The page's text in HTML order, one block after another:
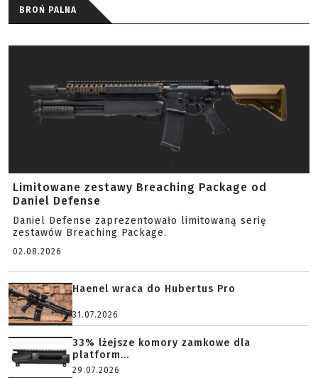
BROŃ PALNA
Limitowane zestawy Breaching Package od
Daniel Defense
Daniel Defense zaprezentowało limitowaną serię
zestawów Breaching Package.
02.08.2026
Haenel wraca do Hubertus Pro
31.07.2026
33% lżejsze komory zamkowe dla
platform...
29.07.2026